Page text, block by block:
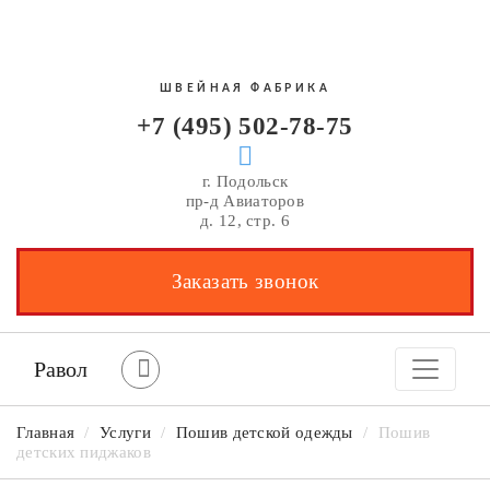
ШВЕЙНАЯ ФАБРИКА
+7 (495) 502-78-75
г. Подольск
пр-д Авиаторов
д. 12, стр. 6
Заказать звонок
Равол
Главная / Услуги / Пошив детской одежды /
Пошив
детских пиджаков